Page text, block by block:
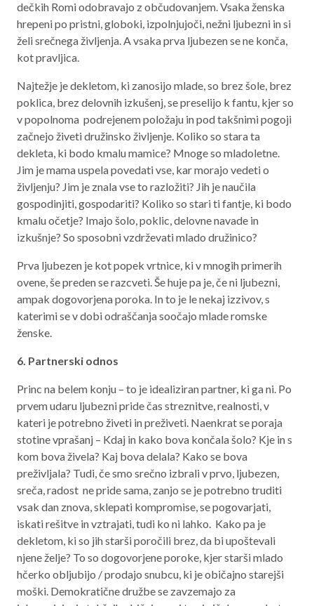
dečkih Romi odobravajo z občudovanjem. Vsaka ženska
hrepeni po pristni, globoki, izpolnjujoči, nežni ljubezni in si
želi srečnega življenja. A vsaka prva ljubezen se ne konča,
kot pravljica.
Najtežje je dekletom, ki zanosijo mlade, so brez šole, brez
poklica, brez delovnih izkušenj, se preselijo k fantu, kjer so
v popolnoma podrejenem položaju in pod takšnimi pogoji
začnejo živeti družinsko življenje. Koliko so stara ta
dekleta, ki bodo kmalu mamice? Mnoge so mladoletne.
Jim je mama uspela povedati vse, kar morajo vedeti o
življenju? Jim je znala vse to razložiti? Jih je naučila
gospodinjiti, gospodariti? Koliko so stari ti fantje, ki bodo
kmalu očetje? Imajo šolo, poklic, delovne navade in
izkušnje? So sposobni vzdrževati mlado družinico?
Prva ljubezen je kot popek vrtnice, ki v mnogih primerih
ovene, še preden se razcveti. Še huje pa je, če ni ljubezni,
ampak dogovorjena poroka. In to je le nekaj izzivov, s
katerimi se v dobi odraščanja soočajo mlade romske
ženske.
6. Partnerski odnos
Princ na belem konju – to je idealiziran partner, ki ga ni. Po
prvem udaru ljubezni pride čas streznitve, realnosti, v
kateri je potrebno živeti in preživeti. Naenkrat se poraja
stotine vprašanj – Kdaj in kako bova končala šolo? Kje in s
kom bova živela? Kaj bova delala? Kako se bova
preživljala? Tudi, če smo srečno izbrali v prvo, ljubezen,
sreča, radost ne pride sama, zanjo se je potrebno truditi
vsak dan znova, sklepati kompromise, se pogovarjati,
iskati rešitve in vztrajati, tudi ko ni lahko. Kako pa je
dekletom, ki so jih starši poročili brez, da bi upoštevali
njene želje? To so dogovorjene poroke, kjer starši mlado
hčerko obljubijo / prodajo snubcu, ki je običajno starejši
moški. Demokratične družbe se zavzemajo za